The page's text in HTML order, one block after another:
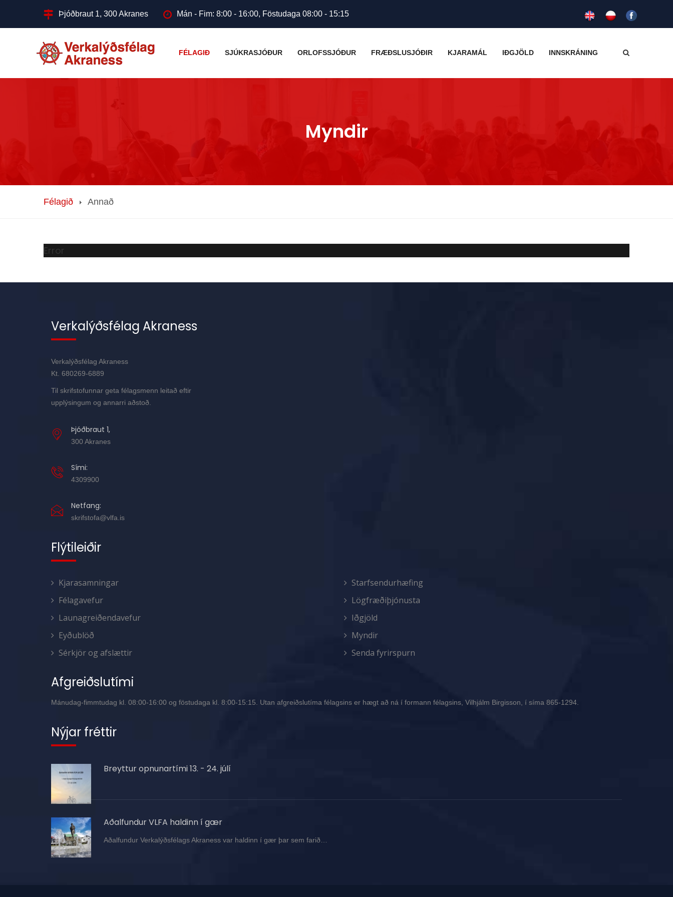
Þjóðbraut 1, 300 Akranes Mán - Fim: 8:00 - 16:00, Föstudaga 08:00 - 15:15
FÉLAGIÐ SJÚKRASJÓÐUR ORLOFSSJÓÐUR FRÆÐSLUSJÓÐIR KJARAMÁL IÐGJÖLD INNSKRÁNING
Myndir
Félagið Annað
Error
Verkalýðsfélag Akraness
Verkalýðsfélag Akraness
Kt. 680269-6889
Til skrifstofunnar geta félagsmenn leitað eftir
upplýsingum og annarri aðstoð.
Þjóðbraut 1,
300 Akranes
Sími:
4309900
Netfang:
skrifstofa@vlfa.is
Flýtileiðir
Kjarasamningar
Félagavefur
Launagreiðendavefur
Eyðublöð
Sérkjör og afslættir
Starfsendurhæfing
Lögfræðiþjónusta
Iðgjöld
Myndir
Senda fyrirspurn
Afgreiðslutími
Mánudag-fimmtudag kl. 08:00-16:00 og föstudaga kl. 8:00-15:15. Utan afgreiðslutíma félagsins er hægt að ná í formann félagsins, Vilhjálm Birgisson, í síma 865-1294.
Nýjar fréttir
Breyttur opnunartími 13. - 24. júlí
Aðalfundur VLFA haldinn í gær
Aðalfundur Verkalýðsfélags Akraness var haldinn í gær þar sem farið…